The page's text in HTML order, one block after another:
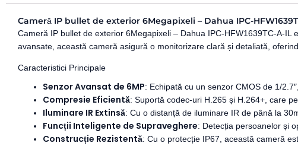
Cameră IP bullet de exterior 6Megapixeli – Dahua IPC-
Cameră IP bullet de exterior 6Megapixeli – Dahua IPC-HFW1639TC-A-
avansate, această cameră asigură o monitorizare clară și detaliată,
Caracteristici Principale
Senzor Avansat de 6MP: Echipată cu un senzor CMOS de 1/
Compresie Eficientă: Suportă codec-uri H.265 și H.264+, care
Iluminare IR Extinsă: Cu o distanță de iluminare IR de până la
Funcții Inteligente de Supraveghere: Detecția persoanelor și
Construcție Rezistentă: Cu o protecție IP67, această cameră